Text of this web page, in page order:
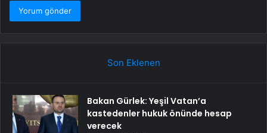
Son Eklenen
Bakan Gürlek: Yeşil Vatan’a
kastedenler hukuk önünde hesap
verecek